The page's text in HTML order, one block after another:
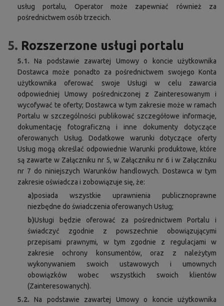
usług portalu, Operator może zapewniać również za
pośrednictwem osób trzecich.
5. Rozszerzone usługi portalu
5.1. Na podstawie zawartej Umowy o koncie użytkownika
Dostawca może ponadto za pośrednictwem swojego Konta
użytkownika oferować swoje Usługi w celu zawarcia
odpowiedniej Umowy pośredniczonej z Zainteresowanym i
wycofywać te oferty; Dostawca w tym zakresie może w ramach
Portalu w szczególności publikować szczegółowe informacje,
dokumentację fotograficzną i inne dokumenty dotyczące
oferowanych Usług. Dodatkowe warunki dotyczące oferty
Usług mogą określać odpowiednie Warunki produktowe, które
są zawarte w Załączniku nr 5, w Załączniku nr 6 i w Załączniku
nr 7 do niniejszych Warunków handlowych. Dostawca w tym
zakresie oświadcza i zobowiązuje się, że:
a)posiada wszystkie uprawnienia publicznoprawne
niezbędne do świadczenia oferowanych Usług;
b)Usługi będzie oferować za pośrednictwem Portalu i
świadczyć zgodnie z powszechnie obowiązującymi
przepisami prawnymi, w tym zgodnie z regulacjami w
zakresie ochrony konsumentów, oraz z należytym
wykonywaniem swoich ustawowych i umownych
obowiązków wobec wszystkich swoich klientów
(Zainteresowanych).
5.2. Na podstawie zawartej Umowy o koncie użytkownika